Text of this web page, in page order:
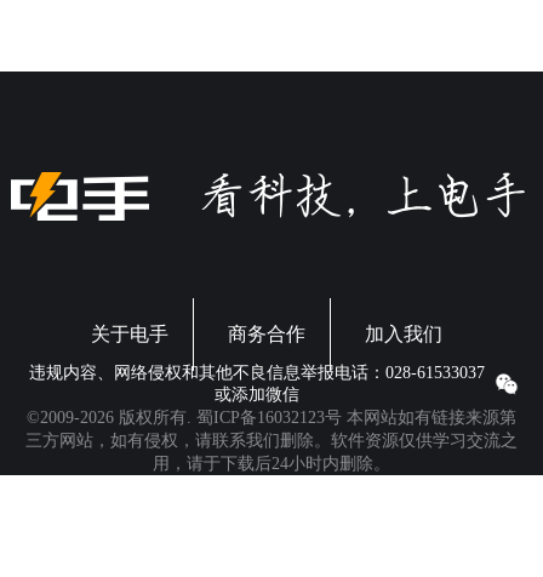
关于电手 商务合作 加入我们
违规内容、网络侵权和其他不良信息举报电话：028-61533037
或添加微信
©2009-2026 版权所有. 蜀ICP备16032123号 本网站如有链接来源第
三方网站，如有侵权，请联系我们删除。软件资源仅供学习交流之
用，请于下载后24小时内删除。